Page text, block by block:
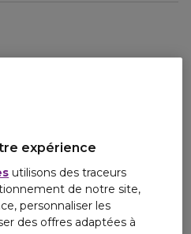
expérience
utilisons des traceurs
de notre site,
personnaliser les
des offres adaptées à